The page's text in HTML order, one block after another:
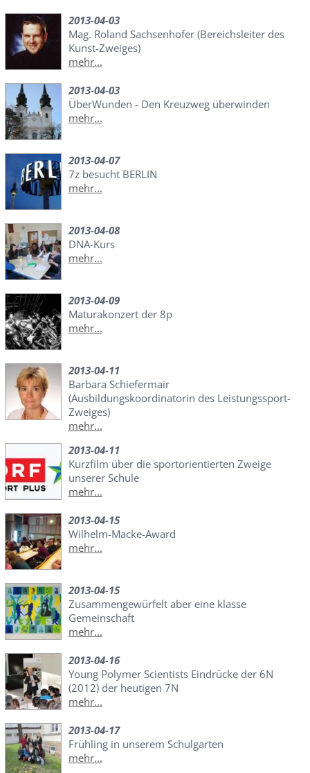
2013-04-03
Mag. Roland Sachsenhofer (Bereichsleiter des
Kunst-Zweiges)
mehr...
2013-04-03
ÜberWunden - Den Kreuzweg überwinden
mehr...
2013-04-07
7z besucht BERLIN
mehr...
2013-04-08
DNA-Kurs
mehr...
2013-04-09
Maturakonzert der 8p
mehr...
2013-04-11
Barbara Schiefermair
(Ausbildungskoordinatorin des Leistungssport-
Zweiges)
mehr...
2013-04-11
Kurzfilm über die sportorientierten Zweige
unserer Schule
mehr...
2013-04-15
Wilhelm-Macke-Award
mehr...
2013-04-15
Zusammengewürfelt aber eine klasse
Gemeinschaft
mehr...
2013-04-16
Young Polymer Scientists Eindrücke der 6N
(2012) der heutigen 7N
mehr...
2013-04-17
Frühling in unserem Schulgarten
mehr...